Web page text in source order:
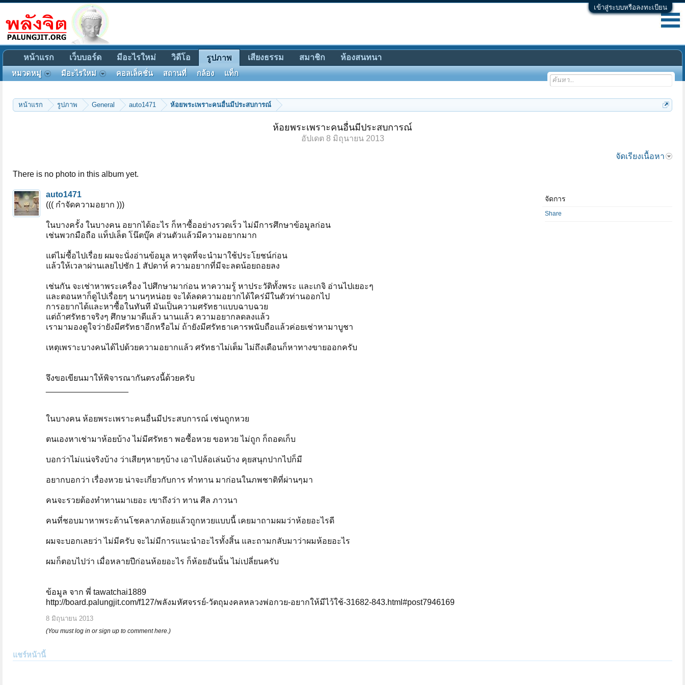
เข้าสู่ระบบหรือลงทะเบียน
หน้าแรก รูปภาพ General auto1471 ห้อยพระเพราะคนอื่นมีประสบการณ์
ห้อยพระเพราะคนอื่นมีประสบการณ์
อัปเดต 8 มิถุนายน 2013
จัดเรียงเนื้อหา
There is no photo in this album yet.
auto1471
((( กำจัดความอยาก )))
ในบางครั้ง ในบางคน อยากได้อะไร ก็หาซื้ออย่างรวดเร็ว ไม่มีการศึกษาข้อมูลก่อน
เช่นพวกมือถือ แท็ปเล็ต โน๊ตบุ๊ค ส่วนตัวแล้วมีความอยากมาก
แต่ไม่ซื้อไปเรื่อย ผมจะนั่งอ่านข้อมูล หาจุดที่จะนำมาใช้ประโยชน์ก่อน
แล้วให้เวลาผ่านเลยไปซัก 1 สัปดาห์ ความอยากที่มีจะลดน้อยถอยลง
เช่นกัน จะเช่าหาพระเครื่อง ไปศึกษามาก่อน หาความรู้ หาประวัติทั้งพระ และเกจิ อ่านไปเยอะๆ
และตอนหาก็ดูไปเรื่อยๆ นานๆหน่อย จะได้ลดความอยากได้ใคร่มีในตัวท่านออกไป
การอยากได้และหาซื้อในทันที มันเป็นความศรัทธาแบบฉาบฉวย
แต่ถ้าศรัทธาจริงๆ ศึกษามาดีแล้ว นานแล้ว ความอยากลดลงแล้ว
เรามามองดูใจว่ายังมีศรัทธาอีกหรือไม่ ถ้ายังมีศรัทธาเคารพนับถือแล้วค่อยเช่าหามาบูชา
เหตุเพราะบางคนได้ไปด้วยความอยากแล้ว ศรัทธาไม่เต็ม ไม่ถึงเดือนก็หาทางขายออกครับ
จึงขอเขียนมาให้พิจารณากันตรงนี้ด้วยครับ
ในบางคน ห้อยพระเพราะคนอื่นมีประสบการณ์ เช่นถูกหวย
ตนเองหาเช่ามาห้อยบ้าง ไม่มีศรัทธา พอซื้อหวย ขอหวย ไม่ถูก ก็ถอดเก็บ
บอกว่าไม่แน่จริงบ้าง ว่าเสียๆหายๆบ้าง เอาไปล้อเล่นบ้าง คุยสนุกปากไปก็มี
อยากบอกว่า เรื่องหวย น่าจะเกี่ยวกับการ ทำทาน มาก่อนในภพชาติที่ผ่านๆมา
คนจะรวยต้องทำทานมาเยอะ เขาถึงว่า ทาน ศีล ภาวนา
คนที่ชอบมาหาพระด้านโชคลาภห้อยแล้วถูกหวยแบบนี้ เคยมาถามผมว่าห้อยอะไรดี
ผมจะบอกเลยว่า ไม่มีครับ จะไม่มีการแนะนำอะไรทั้งสิ้น และถามกลับมาว่าผมห้อยอะไร
ผมก็ตอบไปว่า เมื่อหลายปีก่อนห้อยอะไร ก็ห้อยอันนั้น ไม่เปลี่ยนครับ
ข้อมูล จาก พี่ tawatchai1889
http://board.palungjit.com/f127/พลังมหัศจรรย์-วัตถุมงคลหลวงพ่อกวย-อยากให้มีไว้ใช้-31682-843.html#post7946169
8 มิถุนายน 2013
(You must log in or sign up to comment here.)
จัดการ
Share
แชร์หน้านี้
หน้าแรก เว็บบอร์ด มีอะไรใหม่ วิดีโอ รูปภาพ
หมวดหมู่ มีอะไรใหม่ คอลเล็คชั่น สถานที่ กล้อง แท็ก
เสียงธรรม สมาชิก ห้องสนทนา